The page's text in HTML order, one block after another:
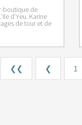
boutique de
d’Yeu. Karine
de tour et de
❮❮ ❮ 1